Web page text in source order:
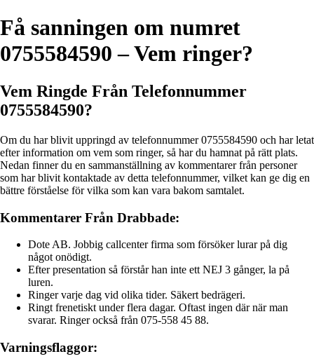
Få sanningen om numret
0755584590 – Vem ringer?
Vem Ringde Från Telefonnummer
0755584590?
Om du har blivit uppringd av telefonnummer 0755584590 och har letat
efter information om vem som ringer, så har du hamnat på rätt plats.
Nedan finner du en sammanställning av kommentarer från personer
som har blivit kontaktade av detta telefonnummer, vilket kan ge dig en
bättre förståelse för vilka som kan vara bakom samtalet.
Kommentarer Från Drabbade:
Dote AB. Jobbig callcenter firma som försöker lurar på dig
något onödigt.
Efter presentation så förstår han inte ett NEJ 3 gånger, la på
luren.
Ringer varje dag vid olika tider. Säkert bedrägeri.
Ringt frenetiskt under flera dagar. Oftast ingen där när man
svarar. Ringer också från 075-558 45 88.
Varningsflaggor: